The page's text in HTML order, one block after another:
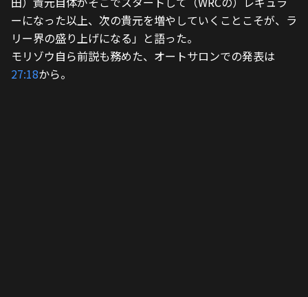
ーになった以上、次の貴元を増やしていくことこそが、ラ
リー界の盛り上げになる」と語った。
モリゾウ自ら前説も務めた、オートサロンでの発表は
27:18から。